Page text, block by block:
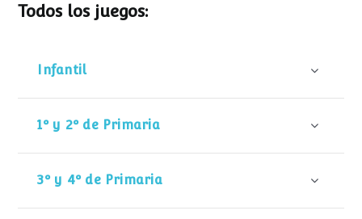
Todos los juegos:
Infantil
1º y 2º de Primaria
3º y 4º de Primaria